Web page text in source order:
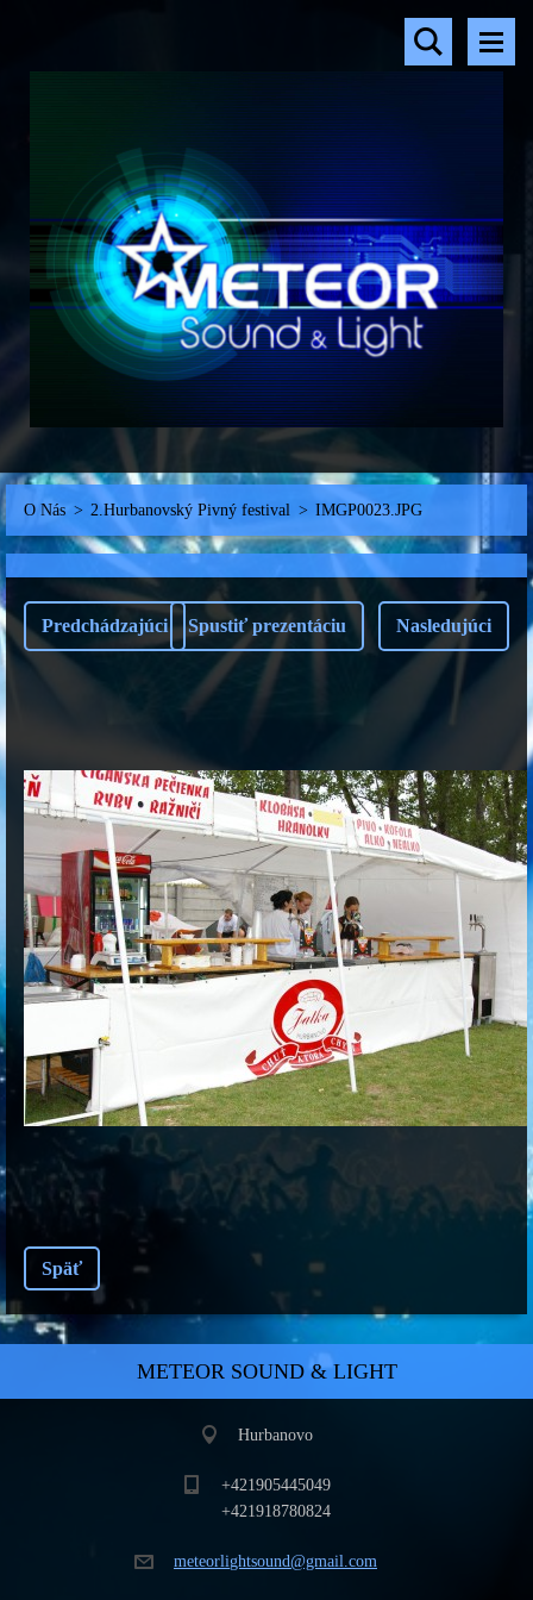
O Nás > 2.Hurbanovský Pivný festival > IMGP0023.JPG
Predchádzajúci Spustiť prezentáciu Nasledujúci
Späť
METEOR SOUND & LIGHT
Hurbanovo
+421905445049
+421918780824
meteorlightsound@gmail.com